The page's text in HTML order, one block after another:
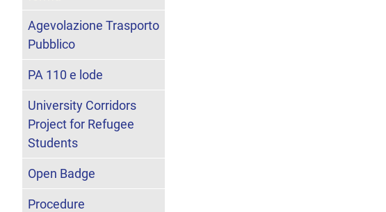
Agevolazione Trasporto
Pubblico
PA 110 e lode
University Corridors
Project for Refugee
Students
Open Badge
Procedure